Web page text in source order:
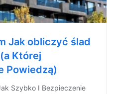
Jak obliczyć ślad
Której
Powiedzą)
Szybko I Bezpieczenie